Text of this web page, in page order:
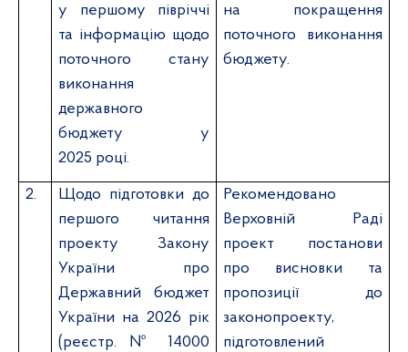
у першому півріччі
та інформацію щодо
поточного стану
виконання
державного
бюджету у
2025 році.
на покращення
поточного виконання
бюджету.
2.
Щодо підготовки до
першого читання
проекту Закону
України про
Державний бюджет
України на 2026 рік
(реєстр.
№ 14000
Рекомендовано
Верховній Раді
проект постанови
про висновки та
пропозиції до
законопроекту,
підготовлений